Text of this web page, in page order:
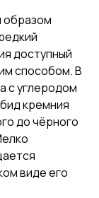
образом
доступный
способом. В
с углеродом
кремния
до чёрного
виде его